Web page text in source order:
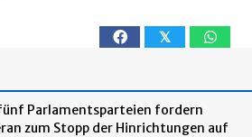
𝕏
Parlamentsparteien fordern
zum Stopp der Hinrichtungen auf